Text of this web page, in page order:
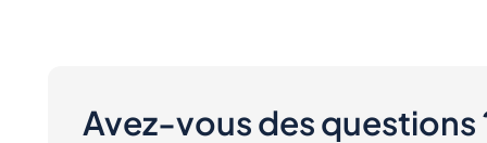
Avez-vous des questions